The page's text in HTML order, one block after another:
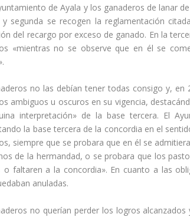
de Ayala y los ganaderos de lanar
y segunda se recogen la reglamentación
del recargo por exceso de ganado. En la
«mientras no se observe que en él se
no las debí­an tener todas consigo y,
ambiguos u oscuros en su vigencia,
interpretación» de la base tercera. El
la base tercera de la concordia en el
siempre que se probara que en él se
de la hermandad, o se probara que los
o faltaren a la concordia». En cuanto a las
anuladas.
no querí­an perder los logros